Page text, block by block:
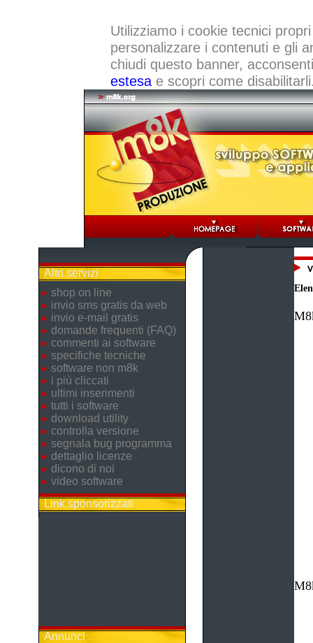
Utilizziamo i cookie tecnici
personalizzare i contenuti e gli
chiudi questo banner,
estesae scopri come
Altri servizi
shop on line
invio sms gratis da web
invio e-mail gratis
domande frequenti (FAQ)
commenti ai software
specifiche tecniche
software non m8k
i più cliccati
ultimi inserimenti
tutti i software
download utility
controlla versione
segnala bug programma
dettaglio licenze
dicono di noi
video software
Link sponsorizzati
Annunci